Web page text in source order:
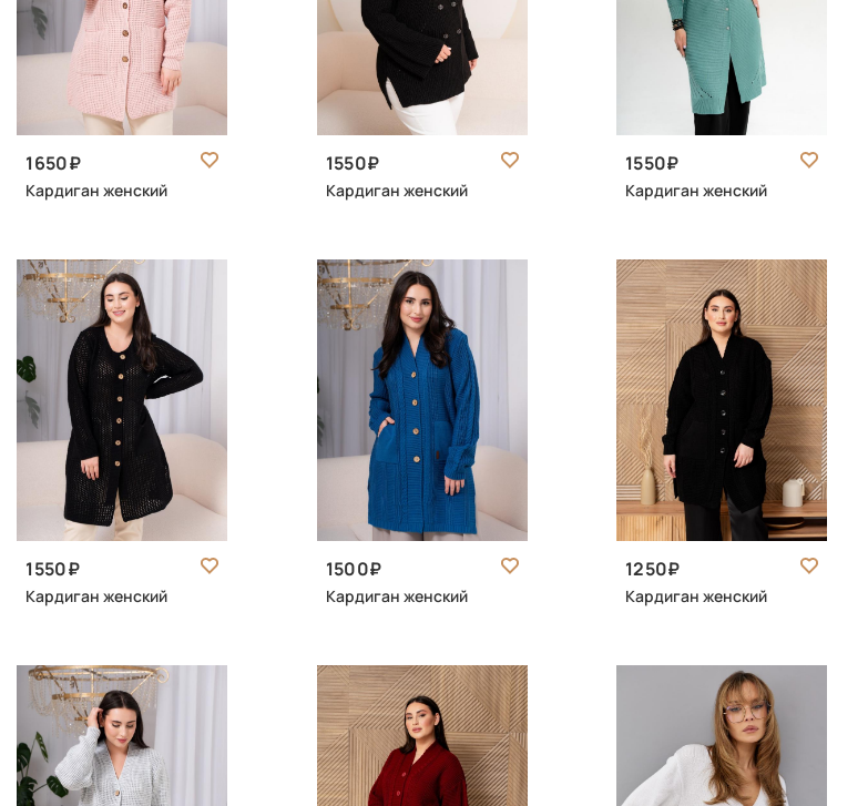
1650
Кардиган женский
1550
Кардиган женский
1550
Кардиган женский
1550
Кардиган женский
1500
Кардиган женский
1250
Кардиган женский